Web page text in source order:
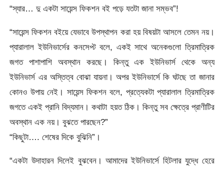
“স্যার… দু একটা সায়েন্স ফিকশন বই পড়ে যতটা জানা সম্ভব”!
“সায়েন্স ফিকশন বইয়ে যেভাবে উপস্থাপন করা হয় বিষয়টা আসলে তেমন নয়।
প্যারালাল ইউনিভার্সের কনসেপ্ট বলে, একই সাথে অনেকগুলো ত্রিমাত্রিক
জগত পাশাপাশি অবস্থান করছে। কিন্তু এক ইউনিভার্স থেকে অন্য
ইউনিভার্স এর অস্তিত্ব বোঝা যায়না। অপর ইউনিভার্সে কি ঘটছে তা জানার
কোনও উপায় নেই। সায়েন্স ফিকশন বলে, প্রত্যেকটা প্যারালাল ত্রিমাত্রিক
জগতে একই প্রানি বিদ্যমান। কথাটা হয়ত ঠিক। কিন্তু সব ক্ষেত্রে প্রাণীটির
অবস্থান এক নয়। বুঝতে পারছেন?”
“কিছুটা…. শেষের দিকে বুঝিনি”।
“একটা উদাহারন দিলেই বুঝবেন। আমাদের ইউনিভার্সে হিটলার যুদ্ধে হেরে